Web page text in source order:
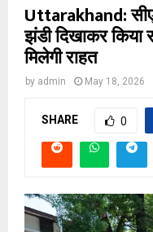
Uttarakhand:
झंडी दिखाकर किया
मिलेगी राहत
by admin May 18, 2026
SHARE 0